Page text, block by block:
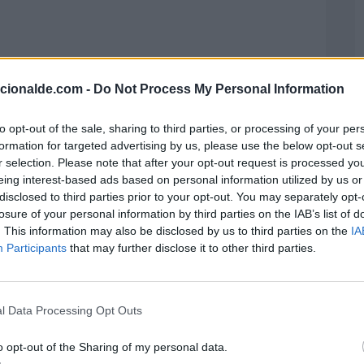
- Do Not Process My Personal Information
opt-out of the sale, sharing to third parties, or processing of your
for targeted advertising by us, please use the below opt-out
selection. Please note that after your opt-out request is processed
interest-based ads based on personal information utilized by us
to third parties prior to your opt-out. You may separately
of your personal information by third parties on the IAB’s list of
This information may also be disclosed by us to third parties on the
Participants that may further disclose it to other third parties.
Data Processing Opt Outs
opt-out of the Sharing of my personal data.
puede interesar:
de Youtube
tiempos de carrera (running)